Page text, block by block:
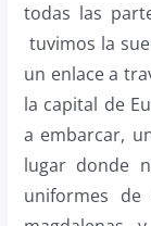
todas las
tuvimos la
un enlace a
la capital de
a embarcar,
lugar donde
uniformes de